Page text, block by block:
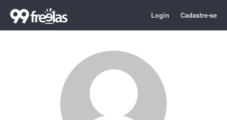
Login Cadastre-se